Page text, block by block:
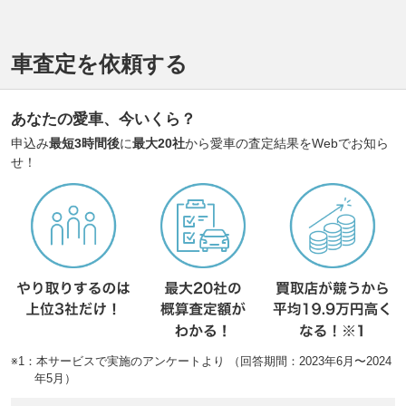
車査定を依頼する
あなたの愛車、今いくら？
申込み最短3時間後に最大20社から愛車の査定結果をWebでお知ら
せ！
※1：本サービスで実施のアンケートより （回答期間：2023年6月〜2024
年5月）